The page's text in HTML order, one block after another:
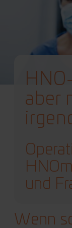
aber
und
Wenn